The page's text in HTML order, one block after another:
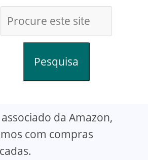
Pesquisa
da Amazon,
com compras